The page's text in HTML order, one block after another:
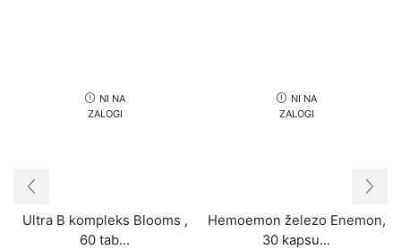
NI NA
ZALOGI
Ultra B kompleks Blooms ,
60 tab...
NI NA
ZALOGI
Hemoemon železo Enemon,
30 kapsu...